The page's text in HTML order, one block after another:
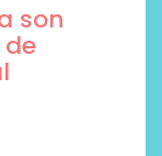
son